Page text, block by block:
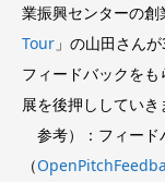
業振興センターの
Tour 」の山田さん
フィードバックを
展を後押ししていき
参考）：フィー
（